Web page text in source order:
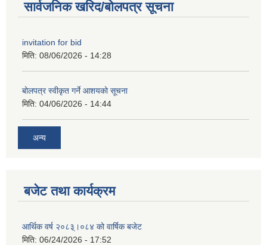
सार्वजनिक खरिद/बोलपत्र सूचना
invitation for bid
मिति: 08/06/2026 - 14:28
बोलपत्र स्वीकृत गर्ने आशयको सूचना
मिति: 04/06/2026 - 14:44
अन्य
बजेट तथा कार्यक्रम
आर्थिक वर्ष २०८३्।०८४ को वार्षिक बजेट
मिति: 06/24/2026 - 17:52